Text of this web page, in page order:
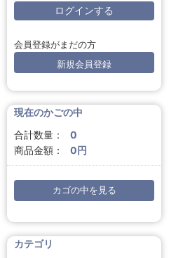
会員登録がまだの方
新規会員登録
現在のかごの中
合計数量：
0
商品金額：
0円
カゴの中を見る
カテゴリ